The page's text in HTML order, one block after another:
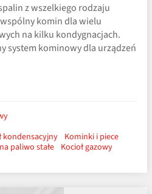
z wszelkiego rodzaju
komin dla wielu
na kilku kondygnacjach.
system kominowy dla urządzeń
kondensacyjny Kominki i piece
paliwo stałe Kocioł gazowy